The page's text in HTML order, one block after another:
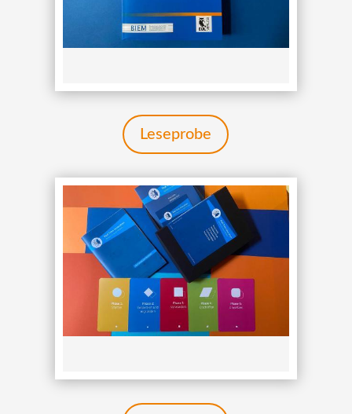
Leseprobe